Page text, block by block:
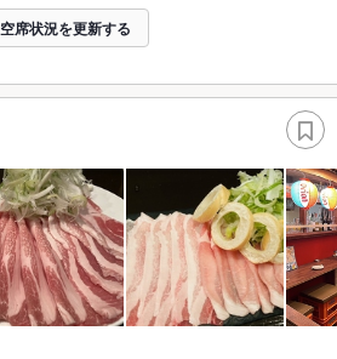
空席状況を更新する